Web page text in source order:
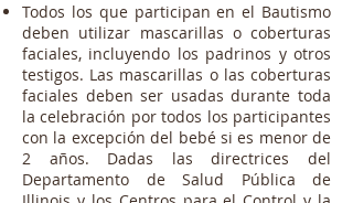
Todos los que participan en el Bautismo
deben utilizar mascarillas o coberturas
faciales, incluyendo los padrinos y otros
testigos. Las mascarillas o las coberturas
faciales deben ser usadas durante toda
la celebración por todos los participantes
con la excepción del bebé si es menor de
2 años. Dadas las directrices del
Departamento de Salud Pública de